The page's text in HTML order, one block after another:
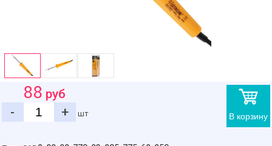
В корзину
88 руб
-
+ шт